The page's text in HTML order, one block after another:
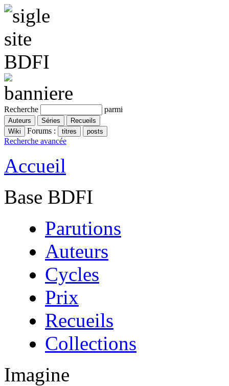
Recherche parmi
Forums :
Recherche avancée
Accueil
Base BDFI
Parutions
Auteurs
Cycles
Prix
Recueils
Collections
Imagine